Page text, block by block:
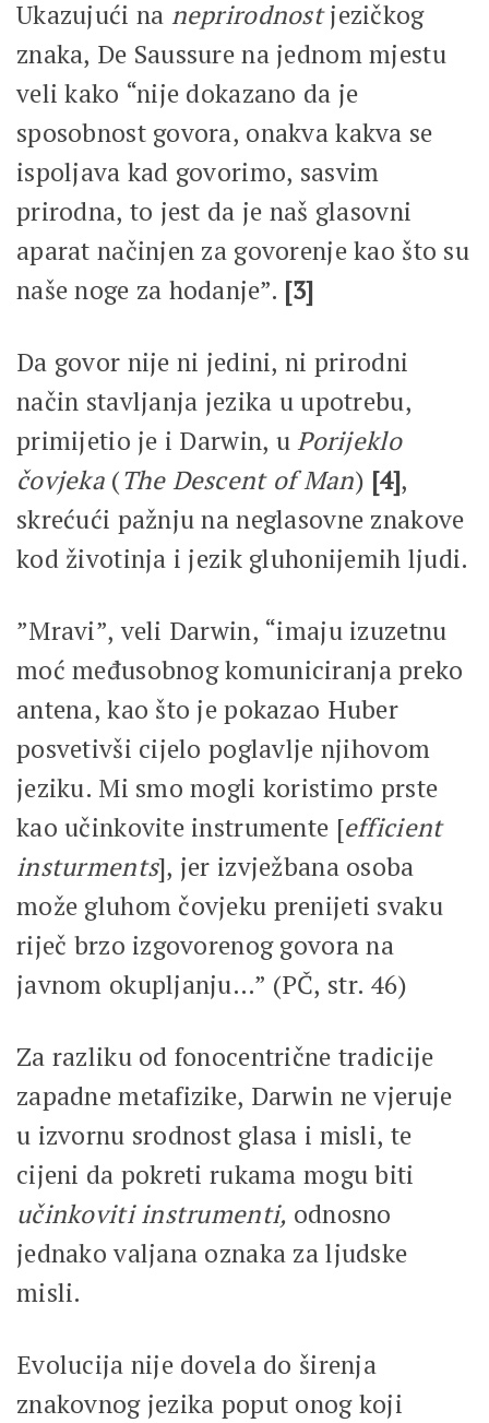
Ukazujući na neprirodnostjezičkog
znaka, De Saussure na jednom mjestu
veli kako “nije dokazano da je
sposobnost govora, onakva kakva se
ispoljava kad govorimo, sasvim
prirodna, to jest da je naš glasovni
aparat načinjen za govorenje kao što su
naše noge za hodanje”. [3]
Da govor nije ni jedini, ni prirodni
način stavljanja jezika u upotrebu,
primijetio je i Darwin, uPorijeklo
čovjeka (The Descent of Man) [4],
skrećući pažnju na neglasovne znakove
kod životinja i jezik gluhonijemih ljudi.
”Mravi”, veli Darwin, “imaju izuzetnu
moć međusobnog komuniciranja preko
antena, kao što je pokazao Huber
posvetivši cijelo poglavlje njihovom
jeziku. Mi smo mogli koristimo prste
kao učinkovite instrumente [efficient
insturments], jer izvježbana osoba
može gluhom čovjeku prenijeti svaku
riječ brzo izgovorenog govora na
javnom okupljanju…” (PČ, str. 46)
Za razliku od fonocentrične tradicije
zapadne metafizike, Darwin ne vjeruje
u izvornu srodnost glasa i misli, te
cijeni da pokreti rukama mogu biti
učinkoviti instrumenti, odnosno
jednako valjana oznaka za ljudske
misli.
Evolucija nije dovela do širenja
znakovnog jezika poput onog koji